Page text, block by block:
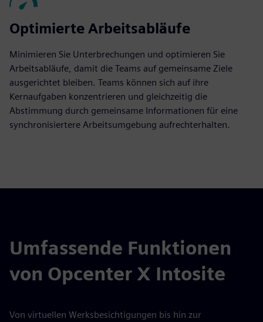
Optimierte Arbeitsabläufe
Minimieren Sie Unterbrechungen und optimieren Sie
Arbeitsabläufe, damit die Teams auf gemeinsame Ziele
ausgerichtet bleiben. Teams können sich auf ihre
Kernaufgaben konzentrieren und gleichzeitig die
Abstimmung durch gemeinsame Informationen für eine
synchronisiertere Arbeitsumgebung aufrechterhalten.
Umfassende Funktionen
von Opcenter X Intosite
Von virtuellen Werksbesichtigungen bis hin zur